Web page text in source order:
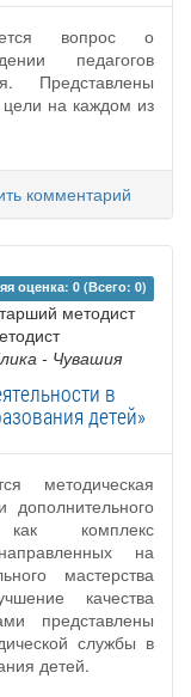
вопрос о
педагогов
Представлены
цели на каждом из
комментарий
оценка: 0 (Всего: 0)
методист
- Чувашия
в
детей»
методическая
дополнительного
комплекс
на
мастерства
качества
представлены
службы в
детей.